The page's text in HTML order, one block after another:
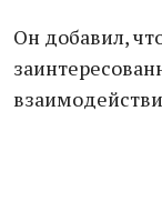
Он добавил,